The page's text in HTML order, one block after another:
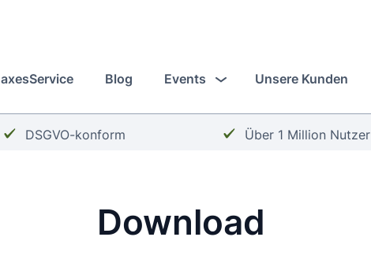
axesService Blog Events Unsere Kunden
Häkchen:
DSGVO-konform Häkchen:
Über 1 Million Nutzer
Download